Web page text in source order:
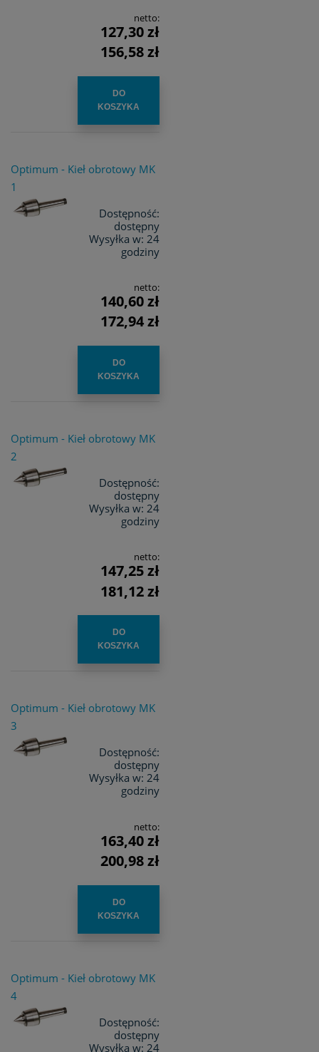
netto:
127,30 zł
156,58 zł
DO
KOSZYKA
Optimum - Kieł obrotowy MK
1
Dostępność:
dostępny
Wysyłka w: 24
godziny
netto:
140,60 zł
172,94 zł
DO
KOSZYKA
Optimum - Kieł obrotowy MK
2
Dostępność:
dostępny
Wysyłka w: 24
godziny
netto:
147,25 zł
181,12 zł
DO
KOSZYKA
Optimum - Kieł obrotowy MK
3
Dostępność:
dostępny
Wysyłka w: 24
godziny
netto:
163,40 zł
200,98 zł
DO
KOSZYKA
Optimum - Kieł obrotowy MK
4
Dostępność:
dostępny
Wysyłka w: 24